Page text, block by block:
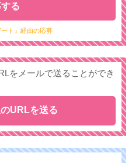
ート』経由の応募
る
をメールで送ることができ
URLを送る